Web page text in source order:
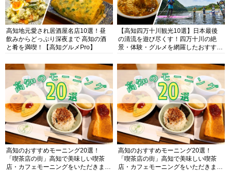
高知地元愛され居酒屋名店10選！昼
飲みからどっぷり深夜まで 高知の酒
と肴を満喫！【高知グルメPro】
【高知四万十川観光10選】日本最後
の清流を遊び尽くす！四万十川の絶
景・体験・グルメを網羅したおすすめ
高知のおすすめモーニング20選！
「喫茶店の街」高知で美味しい喫茶
店・カフェモーニングをいただきま
高知のおすすめモーニング20選！
「喫茶店の街」高知で美味しい喫茶
店・カフェモーニングをいただきま